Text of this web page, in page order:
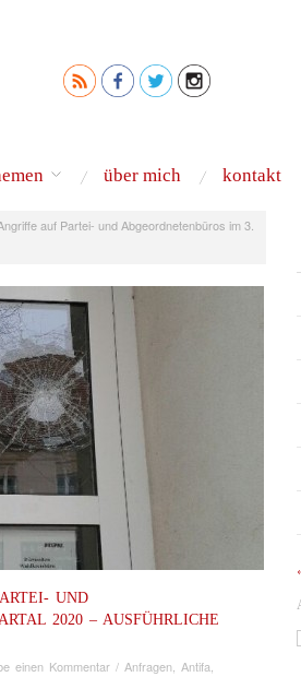
über mich kontakt
auf Partei- und Abgeordnetenbüros im 3.
UND
2020 – AUSFÜHRLICHE
einen Kommentar / Anfragen Antifa